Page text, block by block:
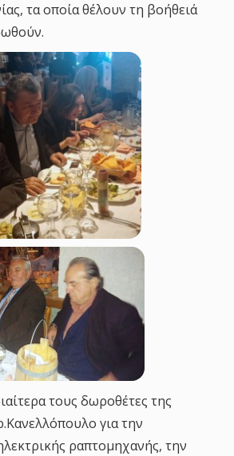
τα οποία θέλουν τη βοήθειά
τους δωροθέτες της
για την
ραπτομηχανής, την